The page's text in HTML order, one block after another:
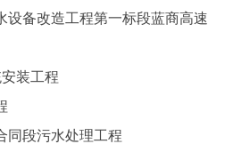
设备改造工程第一标段蓝商高速
装工程
同段污水处理工程